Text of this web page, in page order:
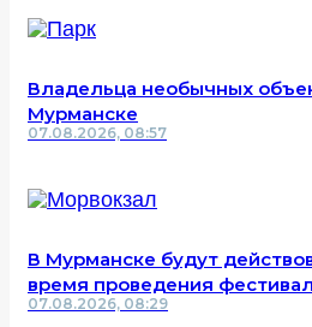
Владельца необычных
Мурманске
07.08.2026, 08:57
В Мурманске будут
время проведения
07.08.2026, 08:29